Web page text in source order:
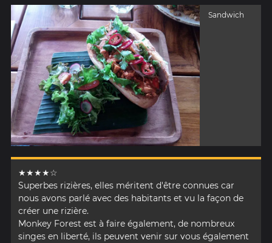
Sandwich
★★★★☆
Superbes rizières, elles méritent d'être connues car
nous avons parlé avec des habitants et vu la façon de
créer une rizière.
Monkey Forest est à faire également, de nombreux
singes en liberté, ils peuvent venir sur vous également